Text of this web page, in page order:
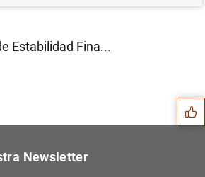
Estabilidad Fina... Sugerencias
Newsletter